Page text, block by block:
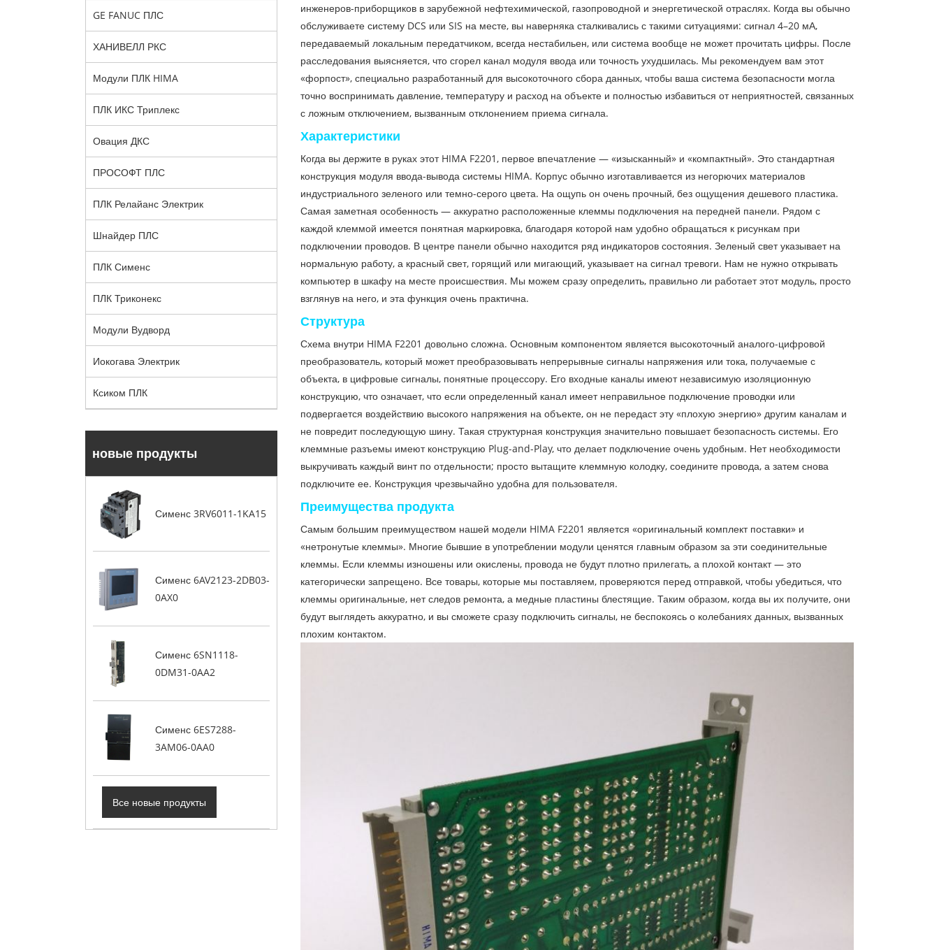
GE FANUC ПЛС
ХАНИВЕЛЛ РКС
Модули ПЛК HIMA
ПЛК ИКС Триплекс
Овация ДКС
ПРОСОФТ ПЛС
ПЛК Релайанс Электрик
Шнайдер ПЛС
ПЛК Сименс
ПЛК Триконекс
Модули Вудворд
Иокогава Электрик
Ксиком ПЛК
новые продукты
Сименс 3RV6011-1KA15
Сименс 6AV2123-2DB03-
0AX0
Сименс 6SN1118-
0DM31-0AA2
Сименс 6ES7288-
3AM06-0AA0
Все новые продукты
инженеров-приборщиков в зарубежной нефтехимической, газопроводной и энергетической отраслях. Когда вы обычно
обслуживаете систему DCS или SIS на месте, вы наверняка сталкивались с такими ситуациями: сигнал 4–20 мА,
передаваемый локальным передатчиком, всегда нестабильен, или система вообще не может прочитать цифры. После
расследования выясняется, что сгорел канал модуля ввода или точность ухудшилась. Мы рекомендуем вам этот
«форпост», специально разработанный для высокоточного сбора данных, чтобы ваша система безопасности могла
точно воспринимать давление, температуру и расход на объекте и полностью избавиться от неприятностей, связанных
с ложным отключением, вызванным отклонением приема сигнала.
Характеристики
Когда вы держите в руках этот HIMA F2201, первое впечатление — «изысканный» и «компактный». Это стандартная
конструкция модуля ввода-вывода системы HIMA. Корпус обычно изготавливается из негорючих материалов
индустриального зеленого или темно-серого цвета. На ощупь он очень прочный, без ощущения дешевого пластика.
Самая заметная особенность — аккуратно расположенные клеммы подключения на передней панели. Рядом с
каждой клеммой имеется понятная маркировка, благодаря которой нам удобно обращаться к рисункам при
подключении проводов. В центре панели обычно находится ряд индикаторов состояния. Зеленый свет указывает на
нормальную работу, а красный свет, горящий или мигающий, указывает на сигнал тревоги. Нам не нужно открывать
компьютер в шкафу на месте происшествия. Мы можем сразу определить, правильно ли работает этот модуль, просто
взглянув на него, и эта функция очень практична.
Структура
Схема внутри HIMA F2201 довольно сложна. Основным компонентом является высокоточный аналого-цифровой
преобразователь, который может преобразовывать непрерывные сигналы напряжения или тока, получаемые с
объекта, в цифровые сигналы, понятные процессору. Его входные каналы имеют независимую изоляционную
конструкцию, что означает, что если определенный канал имеет неправильное подключение проводки или
подвергается воздействию высокого напряжения на объекте, он не передаст эту «плохую энергию» другим каналам и
не повредит последующую шину. Такая структурная конструкция значительно повышает безопасность системы. Его
клеммные разъемы имеют конструкцию Plug-and-Play, что делает подключение очень удобным. Нет необходимости
выкручивать каждый винт по отдельности; просто вытащите клеммную колодку, соедините провода, а затем снова
подключите ее. Конструкция чрезвычайно удобна для пользователя.
Преимущества продукта
Самым большим преимуществом нашей модели HIMA F2201 является «оригинальный комплект поставки» и
«нетронутые клеммы». Многие бывшие в употреблении модули ценятся главным образом за эти соединительные
клеммы. Если клеммы изношены или окислены, провода не будут плотно прилегать, а плохой контакт — это
категорически запрещено. Все товары, которые мы поставляем, проверяются перед отправкой, чтобы убедиться, что
клеммы оригинальные, нет следов ремонта, а медные пластины блестящие. Таким образом, когда вы их получите, они
будут выглядеть аккуратно, и вы сможете сразу подключить сигналы, не беспокоясь о колебаниях данных, вызванных
плохим контактом.